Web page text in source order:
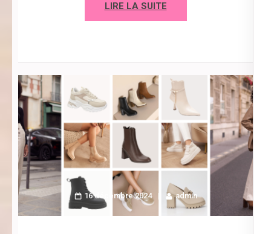
LIRE LA SUITE
16 décembre 2024 admin